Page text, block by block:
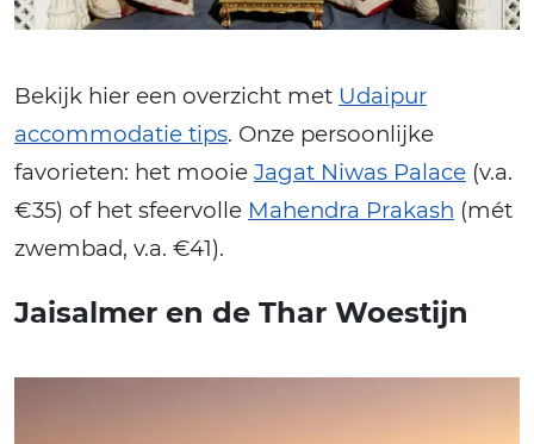
Bekijk hier een overzicht met Udaipur
accommodatie tips. Onze persoonlijke
favorieten: het mooie Jagat Niwas Palace (v.a.
€35) of het sfeervolle Mahendra Prakash (mét
zwembad, v.a. €41).
Jaisalmer en de Thar Woestijn